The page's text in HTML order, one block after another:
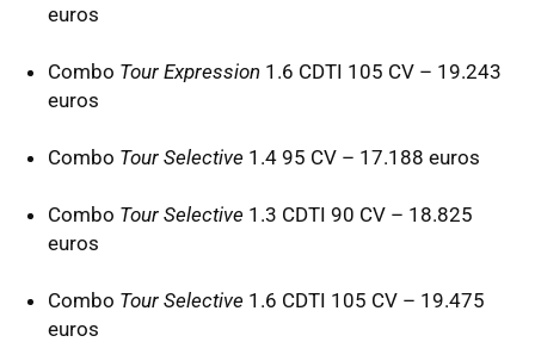
euros
Combo Tour Expression 1.6 CDTI 105 CV – 19.243
euros
Combo Tour Selective 1.4 95 CV – 17.188 euros
Combo Tour Selective 1.3 CDTI 90 CV – 18.825
euros
Combo Tour Selective 1.6 CDTI 105 CV – 19.475
euros